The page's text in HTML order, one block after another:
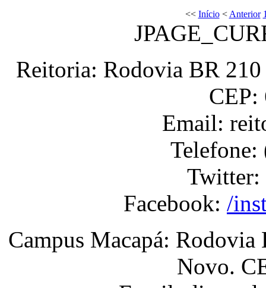
<< Início< Anterior
Reitoria: Rodovia BR
CEP:
Email:
Twitter:
Facebook: /
Campus Macapá:
Novo.